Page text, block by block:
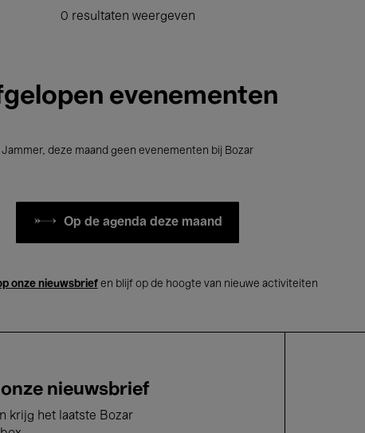
0 resultaten weergeven
evenementen
Jammer, deze maand geen evenementen bij Bozar
Op de agenda deze maand
onze nieuwsbriefen blijf op de hoogte van nieuwe activiteiten
nieuwsbrief
krijg het laatste Bozar